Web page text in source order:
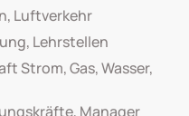
Luftverkehr
Lehrstellen
Strom, Gas, Wasser,
Manager